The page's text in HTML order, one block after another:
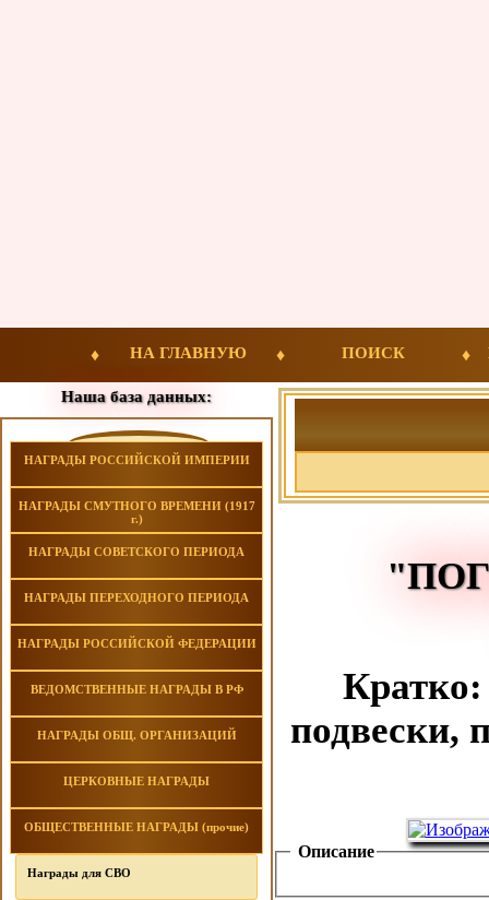
НА ГЛАВНУЮ ПОИСК
Наша база данных:
НАГРАДЫ РОССИЙСКОЙ ИМПЕРИИ
НАГРАДЫ СМУТНОГО ВРЕМЕНИ (1917
г.)
НАГРАДЫ СОВЕТСКОГО ПЕРИОДА
НАГРАДЫ ПЕРЕХОДНОГО ПЕРИОДА
НАГРАДЫ РОССИЙСКОЙ ФЕДЕРАЦИИ
ВЕДОМСТВЕННЫЕ НАГРАДЫ В РФ
НАГРАДЫ ОБЩ. ОРГАНИЗАЦИЙ
ЦЕРКОВНЫЕ НАГРАДЫ
ОБЩЕСТВЕННЫЕ НАГРАДЫ (прочие)
Награды для СВО
подвески,
Описание